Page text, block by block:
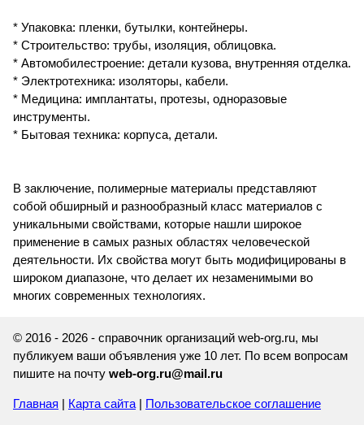
* Упаковка: пленки, бутылки, контейнеры.
* Строительство: трубы, изоляция, облицовка.
* Автомобилестроение: детали кузова, внутренняя отделка.
* Электротехника: изоляторы, кабели.
* Медицина: имплантаты, протезы, одноразовые
инструменты.
* Бытовая техника: корпуса, детали.
В заключение, полимерные материалы представляют
собой обширный и разнообразный класс материалов с
уникальными свойствами, которые нашли широкое
применение в самых разных областях человеческой
деятельности. Их свойства могут быть модифицированы в
широком диапазоне, что делает их незаменимыми во
многих современных технологиях.
© 2016 - 2026 - справочник организаций web-org.ru, мы
публикуем ваши объявления уже 10 лет. По всем вопросам
пишите на почту web-org.ru@mail.ru
Главная | Карта сайта| Пользовательское соглашение